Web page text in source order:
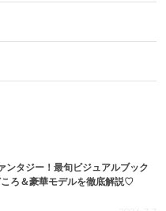
ンタジー！最旬ビジュアルブック
ころ＆豪華モデルを徹底解説♡